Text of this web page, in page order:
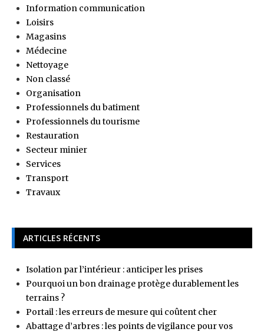
Information communication
Loisirs
Magasins
Médecine
Nettoyage
Non classé
Organisation
Professionnels du batiment
Professionnels du tourisme
Restauration
Secteur minier
Services
Transport
Travaux
ARTICLES RÉCENTS
Isolation par l’intérieur : anticiper les prises
Pourquoi un bon drainage protège durablement les
terrains ?
Portail : les erreurs de mesure qui coûtent cher
Abattage d’arbres : les points de vigilance pour vos